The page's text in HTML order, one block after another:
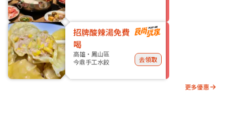
招牌酸辣湯免費
喝
高雄・鳳山區
今鼎手工水餃
去領取
更多優惠